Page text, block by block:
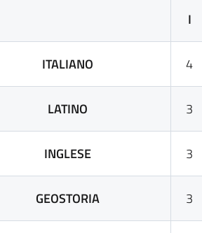
I
ITALIANO 4
LATINO 3
INGLESE 3
GEOSTORIA 3